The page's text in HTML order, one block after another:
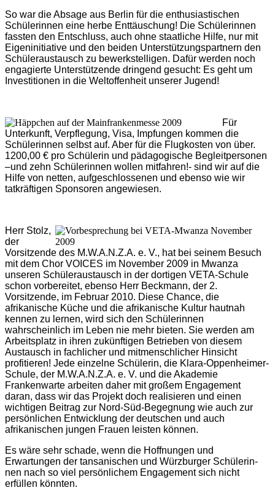
So war die Absage aus Berlin für die enthusiastischen
Schülerinnen eine herbe Enttäuschung! Die Schülerinnen
fassten den Entschluss, auch ohne staatliche Hilfe, nur mit
Eigeninitiative und den beiden Unterstützungspartnern den
Schüleraustausch zu bewerkstelligen. Dafür werden noch
engagierte Unterstützende dringend gesucht: Es geht um
Investitionen in die Weltoffenheit unserer Jugend!
Für
Unterkunft, Verpflegung, Visa, Impfungen kommen die
Schülerinnen selbst auf. Aber für die Flugkosten von über.
1200,00 € pro Schülerin und pädagogische Begleitpersonen
–und zehn Schülerinnen wollen mitfahren!- sind wir auf die
Hilfe von netten, aufgeschlossenen und ebenso wie wir
tatkräftigen Sponsoren angewiesen.
Herr Stolz,
der
Vorsitzende des M.W.A.N.Z.A. e. V., hat bei seinem Besuch
mit dem Chor VOICES im Novem­ber 2009 in Mwanza
unseren Schüleraustausch in der dortigen VETA-Schule
schon vorbereitet, ebenso Herr Beckmann, der 2.
Vorsitzende, im Februar 2010. Diese Chance, die
afrikanische Küche und die afrikanische Kultur hautnah
kennen zu lernen, wird sich den Schüle­rinnen
wahrscheinlich im Leben nie mehr bieten. Sie werden am
Arbeitsplatz in ihren zukünftigen Betrieben von diesem
Austausch in fachlicher und mitmenschlicher Hinsicht
profitieren! Jede einzelne Schülerin, die Klara-Oppenheimer-
Schule, der M.W.A.N.Z.A. e. V. und die Akademie
Frankenwarte arbeiten daher mit großem Engagement
daran, dass wir das Projekt doch realisieren und einen
wichtigen Beitrag zur Nord-Süd-Begegnung wie auch zur
persönlichen Entwicklung der deutschen und auch
afrikanischen jungen Frauen leisten können.
Es wäre sehr schade, wenn die Hoffnungen und
Erwartungen der tansanischen und Würzburger Schülerin­
nen nach so viel persönlichem Engagement sich nicht
erfüllen könnten.